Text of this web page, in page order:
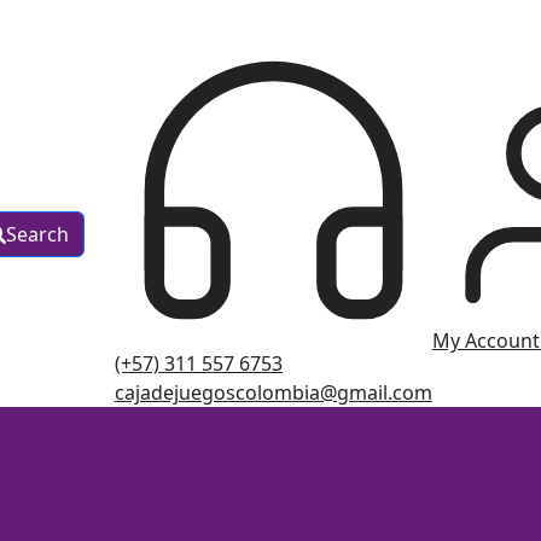
Search
(+57) 311 557 6753
cajadejuegoscolombia@gmail.com
My Account